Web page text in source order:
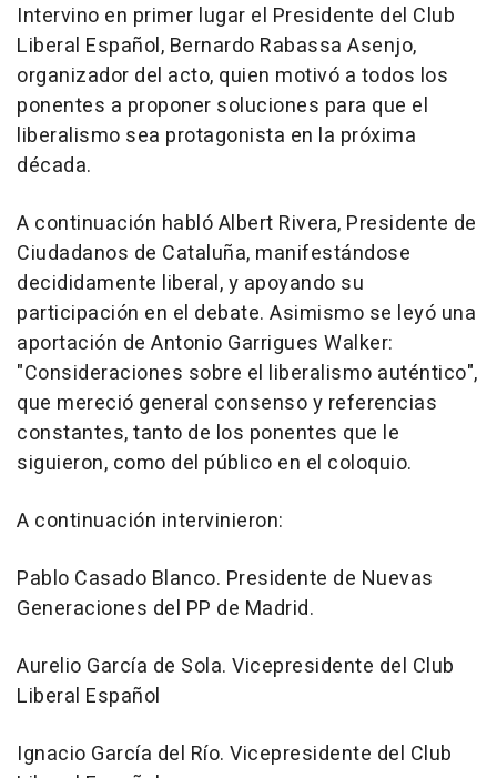
Intervino en primer lugar el Presidente del Club
Liberal Español, Bernardo Rabassa Asenjo,
organizador del acto, quien motivó a todos los
ponentes a proponer soluciones para que el
liberalismo sea protagonista en la próxima
década.
A continuación habló Albert Rivera, Presidente de
Ciudadanos de Cataluña, manifestándose
decididamente liberal, y apoyando su
participación en el debate. Asimismo se leyó una
aportación de Antonio Garrigues Walker:
"Consideraciones sobre el liberalismo auténtico",
que mereció general consenso y referencias
constantes, tanto de los ponentes que le
siguieron, como del público en el coloquio.
A continuación intervinieron:
Pablo Casado Blanco. Presidente de Nuevas
Generaciones del PP de Madrid.
Aurelio García de Sola. Vicepresidente del Club
Liberal Español
Ignacio García del Río. Vicepresidente del Club